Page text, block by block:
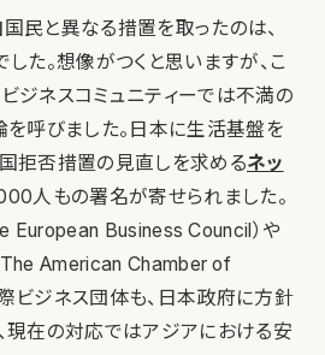
民と異なる措置を取ったのは、
た。想像がつくと思いますが、こ
ジネスコミュニティーでは不満の
を呼びました。日本に生活基盤を
拒否措置の見直しを求めるネッ
人もの署名が寄せられました。
European Business Council）や
American Chamber of
ビジネス団体も、日本政府に方針
現在の対応ではアジアにおける安